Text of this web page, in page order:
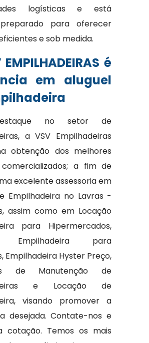
logísticas e está
para oferecer
e sob medida.
é
em aluguel
no setor de
a VSV Empilhadeiras
obtenção dos melhores
a fim de
excelente assessoria em
Empilhadeira no Lavras -
assim como em Locação
para Hipermercados,
Empilhadeira para
Empilhadeira Hyster Preço,
de Manutenção de
e Locação de
visando promover a
desejada. Contate-nos e
cotação. Temos os mais